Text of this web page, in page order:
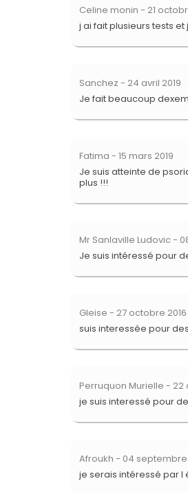
Celine monin - 21
j ai fait plusieurs tests
Sanchez - 24 avril 2019
Je fait beaucoup
Fatima - 15 mars 2019
Je suis atteinte de
plus !!!
Mr Sanlaville Ludovic-
Je suis intéressé pour
Gleise - 27 octobre 2016
suis interessée pour
Perruquon Murielle - 22
je suis interessé pour
Afroukh - 04 septembre
je serais intéressé par